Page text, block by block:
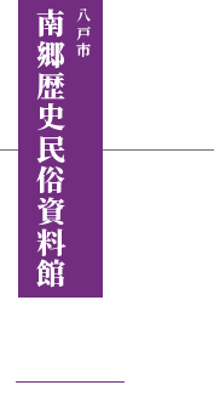
八戸市
南郷歴史民俗資料館